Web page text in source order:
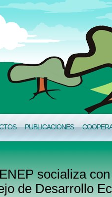
PUBLICACIONES
socializa
de Desarrollo